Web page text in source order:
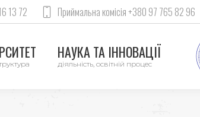
13 72 Приймальна комісія +380 97 765 82 96
НАУКА ТА ІННОВАЦІЇ
діяльність, освітній процес